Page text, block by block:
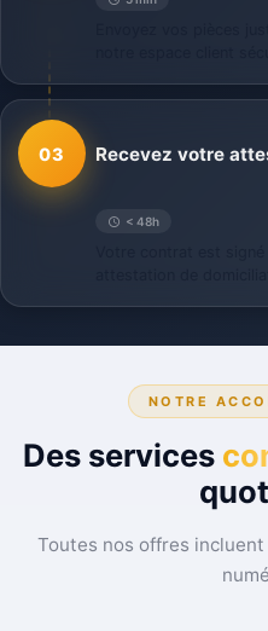
03
< 48h
Recevez votre
NOTRE
Des services
Toutes nos offres